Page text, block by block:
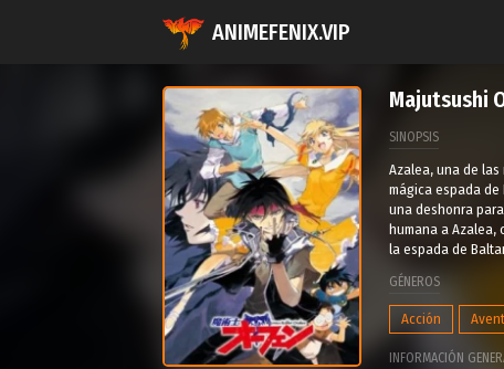
ANIMEFENIX.VIP
Majutsushi
SINOPSIS
Azalea, una de
mágica espada
una deshonra
humana a Azalea,
la espada de
GÉNEROS
Acción
INFORMACIÓN